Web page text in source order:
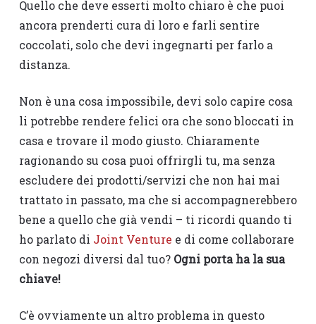
Quello che deve esserti molto chiaro è che puoi
ancora prenderti cura di loro e farli sentire
coccolati, solo che devi ingegnarti per farlo a
distanza.
Non è una cosa impossibile, devi solo capire cosa
li potrebbe rendere felici ora che sono bloccati in
casa e trovare il modo giusto. Chiaramente
ragionando su cosa puoi offrirgli tu, ma senza
escludere dei prodotti/servizi che non hai mai
trattato in passato, ma che si accompagnerebbero
bene a quello che già vendi – ti ricordi quando ti
ho parlato di Joint Venture e di come collaborare
con negozi diversi dal tuo? Ogni porta ha la sua
chiave!
C’è ovviamente un altro problema in questo